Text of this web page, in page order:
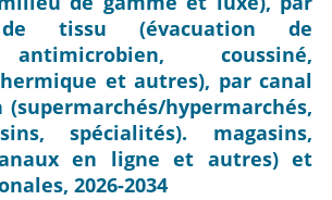
de tissu (évacuation de
coussiné,
et autres), par canal
hypermarchés,
spécialités). magasins,
en ligne et autres) et
2026-2034